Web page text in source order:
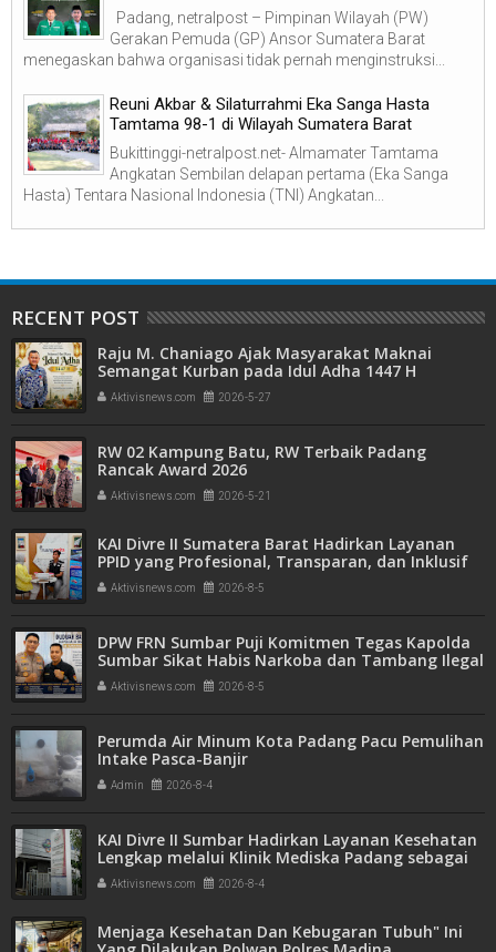
Padang, netralpost – Pimpinan Wilayah (PW)
Gerakan Pemuda (GP) Ansor Sumatera Barat
menegaskan bahwa organisasi tidak pernah menginstruksi...
Reuni Akbar & Silaturrahmi Eka Sanga Hasta
Tamtama 98-1 di Wilayah Sumatera Barat
Bukittinggi-netralpost.net- Almamater Tamtama
Angkatan Sembilan delapan pertama (Eka Sanga
Hasta) Tentara Nasional Indonesia (TNI) Angkatan...
RECENT POST
Raju M. Chaniago Ajak Masyarakat Maknai
Semangat Kurban pada Idul Adha 1447 H
Aktivisnews.com 2026-5-27
RW 02 Kampung Batu, RW Terbaik Padang
Rancak Award 2026
Aktivisnews.com 2026-5-21
KAI Divre II Sumatera Barat Hadirkan Layanan
PPID yang Profesional, Transparan, dan Inklusif
untuk Mempermudah Akses Informasi Publik
Aktivisnews.com 2026-8-5
DPW FRN Sumbar Puji Komitmen Tegas Kapolda
Sumbar Sikat Habis Narkoba dan Tambang Ilegal
Aktivisnews.com 2026-8-5
Perumda Air Minum Kota Padang Pacu Pemulihan
Intake Pasca-Banjir
Admin 2026-8-4
KAI Divre II Sumbar Hadirkan Layanan Kesehatan
Lengkap melalui Klinik Mediska Padang sebagai
Fasilitas Kesehatan Tingkat Pertama (FKTP)
Aktivisnews.com 2026-8-4
Menjaga Kesehatan Dan Kebugaran Tubuh" Ini